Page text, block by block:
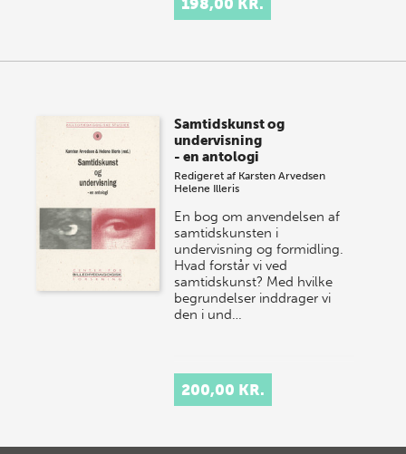
198,00 KR.
Samtidskunst og
undervisning
- en antologi
Redigeret af Karsten Arvedsen
Helene Illeris
En bog om anvendelsen af
samtidskunsten i
undervisning og formidling.
Hvad forstår vi ved
samtidskunst? Med hvilke
begrundelser inddrager vi
den i und…
200,00 KR.